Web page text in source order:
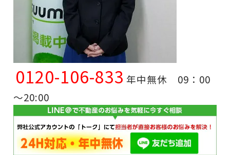
0120-106-833 年中無休 09：00
～20:00